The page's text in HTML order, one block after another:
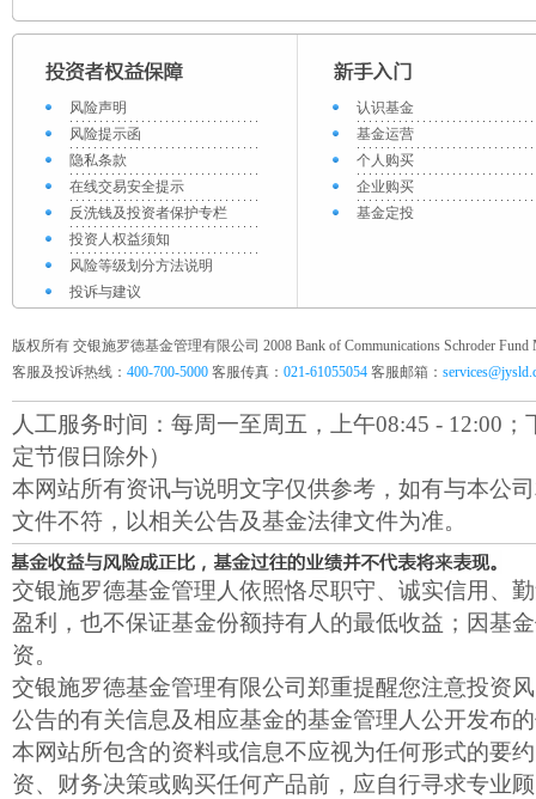
风险声明
风险提示函
隐私条款
在线交易安全提示
反洗钱及投资者保护专栏
投资人权益须知
风险等级划分方法说明
投诉与建议
认识基金
基金运营
个人购买
企业购买
基金定投
版权所有 交银施罗德基金管理有限公司 2008 Bank of Communications Schroder Fund
客服及投诉热线： 400-700-5000 客服传真： 021-61055054 客服邮箱：
人工服务时间：每周一至周五，上午08:45 - 12:00；
定节假日除外）
本网站所有资讯与说明文字仅供参考，如有与本公
文件不符，以相关公告及基金法律文件为准。
交银施罗德基金管理人依照恪尽职守、诚实信用、
盈利，也不保证基金份额持有人的最低收益；因基
资。
交银施罗德基金管理有限公司郑重提醒您注意投资
公告的有关信息及相应基金的基金管理人公开发布
本网站所包含的资料或信息不应视为任何形式的要
资、财务决策或购买任何产品前，应自行寻求专业